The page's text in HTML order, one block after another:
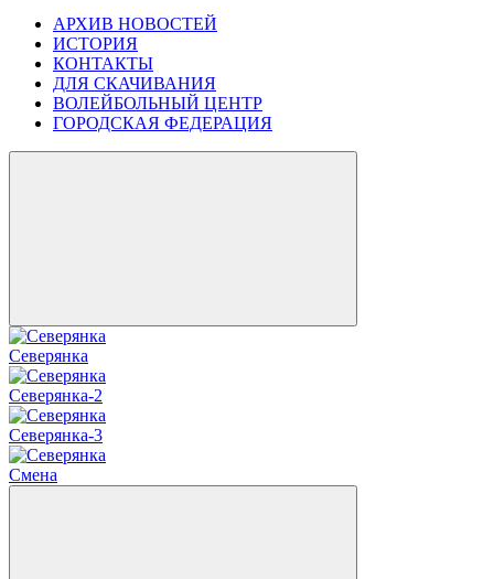
АРХИВ НОВОСТЕЙ
ИСТОРИЯ
КОНТАКТЫ
ДЛЯ СКАЧИВАНИЯ
ВОЛЕЙБОЛЬНЫЙ ЦЕНТР
ГОРОДСКАЯ ФЕДЕРАЦИЯ
Северянка
Северянка-2
Северянка-3
Смена